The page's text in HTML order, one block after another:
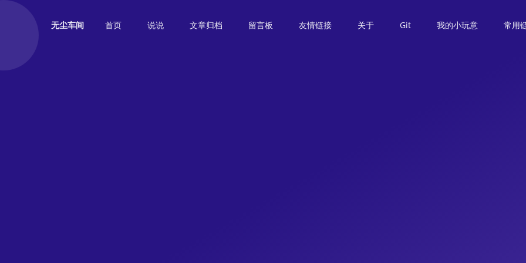
无尘车间 首页 说说 文章归档 留言板 友情链接 关于 Git 我的小玩意 常用